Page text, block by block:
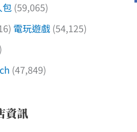
包(59,065)
電玩遊戲(54,125)
(47,849)
資訊